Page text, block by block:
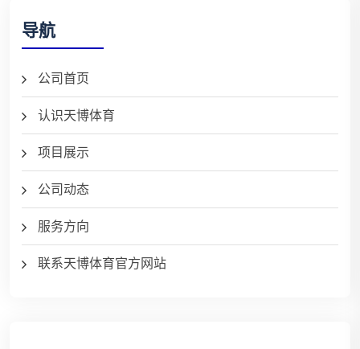
导航
公司首页
认识天博体育
项目展示
公司动态
服务方向
联系天博体育官方网站